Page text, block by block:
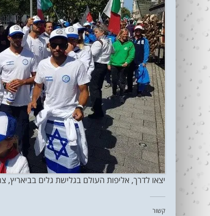
יצאו לדרך, אליפות העולם בגלישת גלים בביאריץ,
קשור